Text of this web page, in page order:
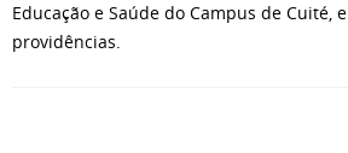
Educação e Saúde do Campus de Cuité,
providências.